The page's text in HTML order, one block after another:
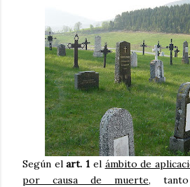
Según elart. 1 el ámbito de
por causa de muerte, tanto